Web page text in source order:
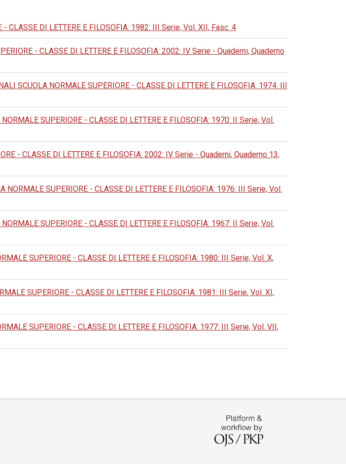
- CLASSE DI LETTERE E FILOSOFIA: 1982: III Serie, Vol. XII, Fasc. 4
- CLASSE DI LETTERE E FILOSOFIA: 2002: IV Serie - Quaderni, Quaderno
SCUOLA NORMALE SUPERIORE - CLASSE DI LETTERE E FILOSOFIA: 1974: III
SUPERIORE - CLASSE DI LETTERE E FILOSOFIA: 1970: II Serie, Vol.
- CLASSE DI LETTERE E FILOSOFIA: 2002: IV Serie - Quaderni, Quaderno 13,
NORMALE SUPERIORE - CLASSE DI LETTERE E FILOSOFIA: 1976: III Serie, Vol.
SUPERIORE - CLASSE DI LETTERE E FILOSOFIA: 1967: II Serie, Vol.
SUPERIORE - CLASSE DI LETTERE E FILOSOFIA: 1980: III Serie, Vol. X,
SUPERIORE - CLASSE DI LETTERE E FILOSOFIA: 1981: III Serie, Vol. XI,
SUPERIORE - CLASSE DI LETTERE E FILOSOFIA: 1977: III Serie, Vol. VII,